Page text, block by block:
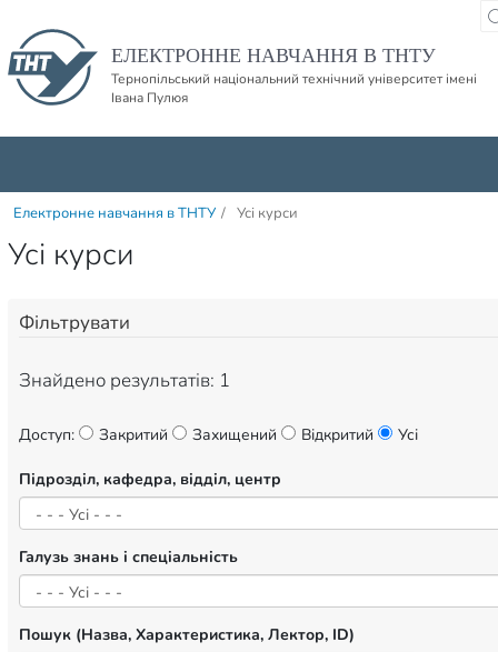
ЕЛЕКТРОННЕ НАВЧАННЯ В ТНТУ
Тернопільський національний технічний університет імені
Івана Пулюя
Електронне навчання в ТНТУ / Усі курси
Усі курси
Фільтрувати
Знайдено результатів: 1
Доступ: Закритий Захищений Відкритий Усі
Підрозділ, кафедра, відділ, центр
Галузь знань і спеціальність
Пошук (Назва, Характеристика, Лектор, ID)